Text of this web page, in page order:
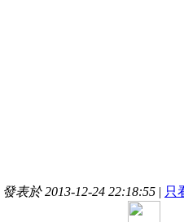
發表於 2013-12-24 22:18:55 | 只